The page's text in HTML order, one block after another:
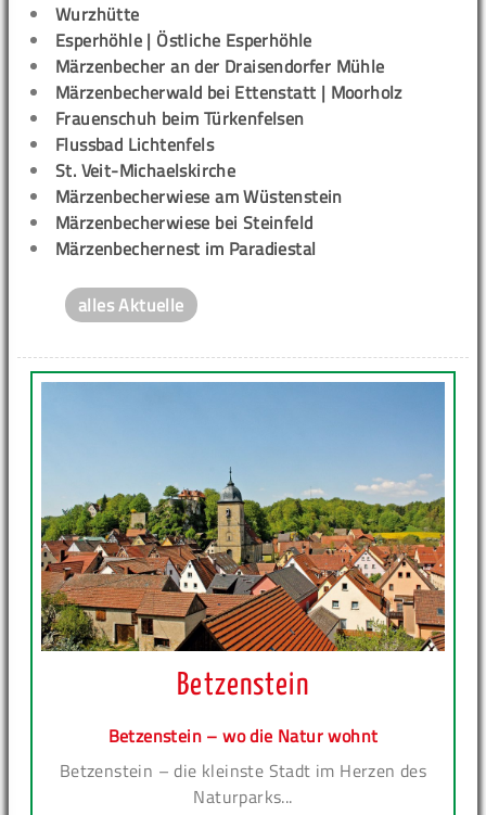
Wurzhütte
Esperhöhle | Östliche Esperhöhle
Märzenbecher an der Draisendorfer Mühle
Märzenbecherwald bei Ettenstatt | Moorholz
Frauenschuh beim Türkenfelsen
Flussbad Lichtenfels
St. Veit-Michaelskirche
Märzenbecherwiese am Wüstenstein
Märzenbecherwiese bei Steinfeld
Märzenbechernest im Paradiestal
alles Aktuelle
Betzenstein
Betzenstein – wo die Natur wohnt
Betzenstein – die kleinste Stadt im Herzen des
Naturparks...